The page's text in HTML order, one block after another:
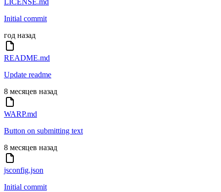
LICENSE.md
Initial commit
год назад
README.md
Update readme
8 месяцев назад
WARP.md
Button on submitting text
8 месяцев назад
jsconfig.json
Initial commit